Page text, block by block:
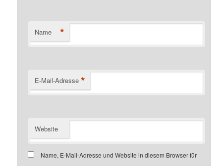
Name *
E-Mail-Adresse *
Website
Name, E-Mail-Adresse und Website in diesem Browser für